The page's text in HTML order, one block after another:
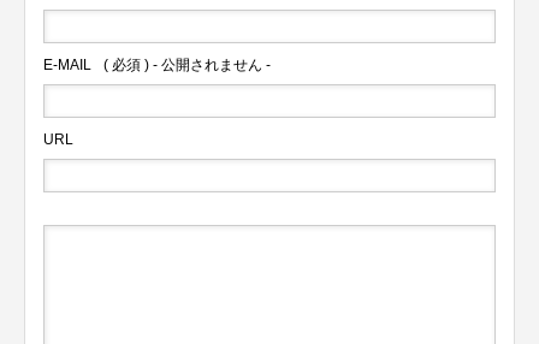
E-MAIL ( 必須 ) - 公開されません -
URL